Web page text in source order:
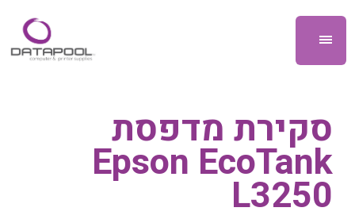
סקירת מדפסת
Epson EcoTank
L3250